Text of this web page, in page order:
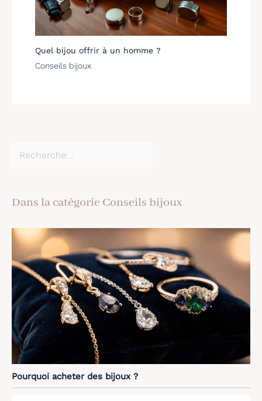
Quel bijou offrir à un homme ?
Conseils bijoux
Dans la catégorie Conseils bijoux
Pourquoi acheter des bijoux ?